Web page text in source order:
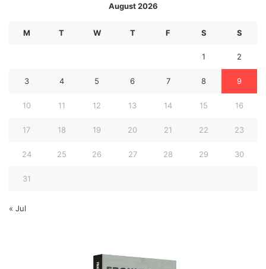
August 2026
M T W T F S S
1 2
3 4 5 6 7 8 9
10 11 12 13 14 15 16
17 18 19 20 21 22 23
24 25 26 27 28 29 30
31
« Jul